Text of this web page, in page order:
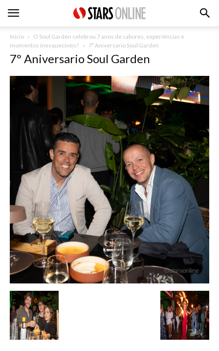
Inicio
O Soul Garden celebrou 7 anos de sabores, experiências e
momentos inesquecíveis!
7º Aniversario Soul Garden
7º Aniversario Soul Garden